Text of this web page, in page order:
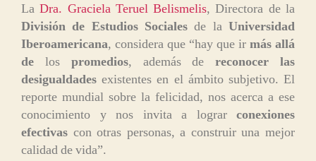
LaDra. Graciela Teruel Belismelis, Directora de la
División de Estudios Sociales de la Universidad
Iberoamericana, considera que “hay que ir más allá
de los promedios, además de reconocer las
desigualdades existentes en el ámbito subjetivo. El
reporte mundial sobre la felicidad, nos acerca a ese
conocimiento y nos invita a lograr conexiones
efectivas con otras personas, a construir una mejor
calidad de vida”.